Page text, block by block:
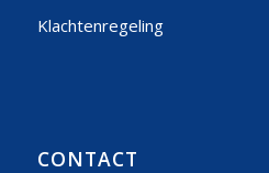
Klachtenregeling
CONTACT